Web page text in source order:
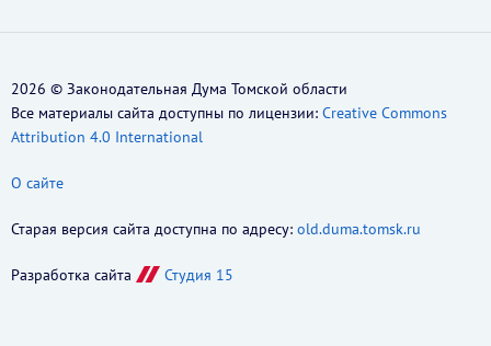
2026 © Законодательная Дума Томской области
Все материалы сайта доступны по лицензии: Creative Commons
Attribution 4.0 International
О сайте
Старая версия сайта доступна по адресу: old.duma.tomsk.ru
Разработка сайта Студия 15